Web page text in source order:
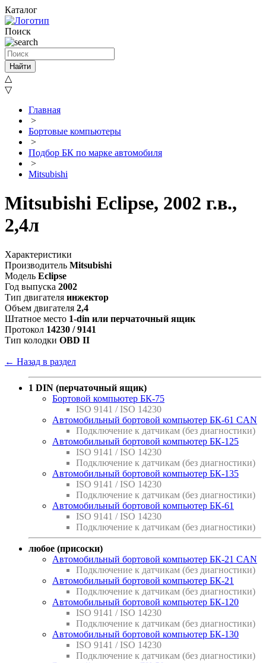
Каталог
Поиск
Найти
△
▽
Главная
>
Бортовые компьютеры
>
Подбор БК по марке автомобиля
>
Mitsubishi
Mitsubishi Eclipse, 2002 г.в.,
2,4л
Характеристики
Производитель Mitsubishi
Модель Eclipse
Год выпуска 2002
Тип двигателя инжектор
Объем двигателя 2,4
Штатное место 1-din или перчаточный ящик
Протокол 14230 / 9141
Тип колодки OBD II
← Назад в раздел
1 DIN (перчаточный ящик)
Бортовой компьютер БК-75
ISO 9141 / ISO 14230
Автомобильный бортовой компьютер БК-61 CAN
Подключение к датчикам (без диагностики)
Автомобильный бортовой компьютер БК-125
ISO 9141 / ISO 14230
Подключение к датчикам (без диагностики)
Автомобильный бортовой компьютер БК-135
ISO 9141 / ISO 14230
Подключение к датчикам (без диагностики)
Автомобильный бортовой компьютер БК-61
ISO 9141 / ISO 14230
Подключение к датчикам (без диагностики)
любое (присоски)
Автомобильный бортовой компьютер БК-21 CAN
Подключение к датчикам (без диагностики)
Автомобильный бортовой компьютер БК-21
Подключение к датчикам (без диагностики)
Автомобильный бортовой компьютер БК-120
ISO 9141 / ISO 14230
Подключение к датчикам (без диагностики)
Автомобильный бортовой компьютер БК-130
ISO 9141 / ISO 14230
Подключение к датчикам (без диагностики)